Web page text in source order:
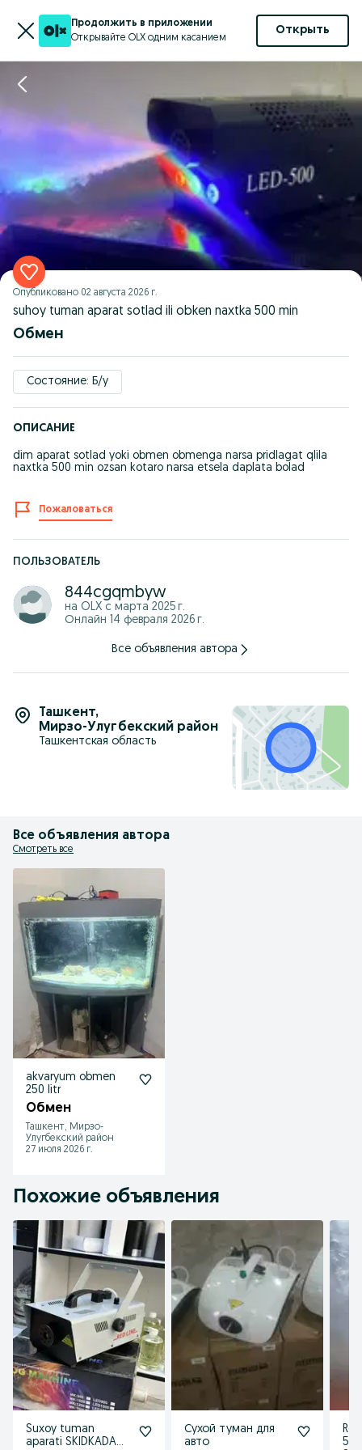
Продолжить в приложении
Открывайте OLX одним касанием
Открыть
Опубликовано 02 августа 2026 г.
suhoy tuman aparat sotlad ili obken naxtka 500 min
Обмен
Состояние: Б/у
ОПИСАНИЕ
dim aparat sotlad yoki obmen obmenga narsa pridlagat qlila
naxtka 500 min ozsan kotaro narsa etsela daplata bolad
Пожаловаться
ПОЛЬЗОВАТЕЛЬ
844cgqmbyw
на OLX с марта 2025 г.
Онлайн 14 февраля 2026 г.
Все объявления автора
Ташкент,
Мирзо-Улугбекский район
Ташкентская область
Все объявления автора
Смотреть все
akvaryum obmen
250 litr
Обмен
Ташкент, Мирзо-
Улугбекский район
27 июля 2026 г.
Похожие объявления
Suxoy tuman
aparati SKIDKADA
Сухой туман для
авто
5g